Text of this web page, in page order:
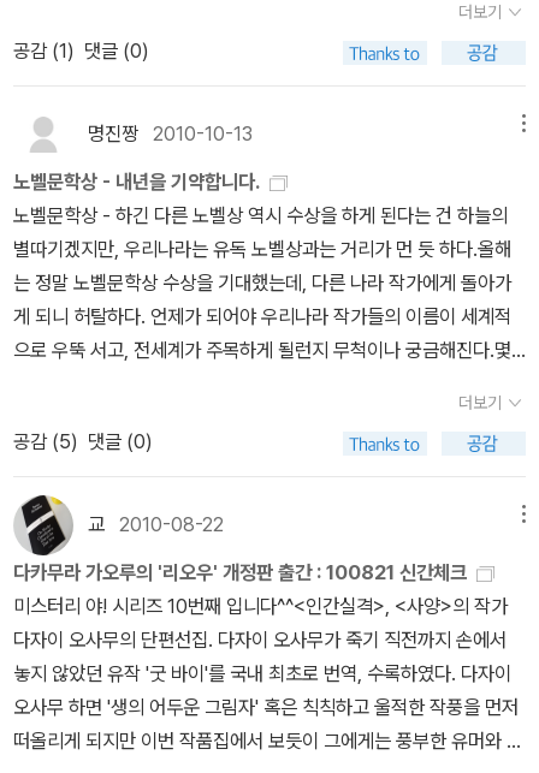
호홀츠 그림 《책그림책》이브 본푸아 《움직이는 말, 머무르는 몸》이
장욱 《내 잠 속의 모래산》보르헤스 전집 2 《픽션들》장정일 《햄버거
에 대한 명상》가와바타 야스나리 《산소리》 프로이트 전집
《농담과 무의식의 관계》, 《일상생활과 정신병리학》, 《성욕에 관한
세 평의 에세이》아르까지 스뜨루가츠끼, 보리스 스뜨루가츠끼 《세상
이 끝날 때까지 아직 10억 년》로베르토 볼라뇨 《칠레의 밤》단테 알
리기에리 《신곡(연옥)》 조르주 페렉 《인생사용법》보후밀 브
라발 《너무 시끄러운 고독》정영문 《목신의 오후》크리스토프 바타이
유 《다다를 수 없는 나라》김상혁 《다만 이야기가 남았네》에밀 시오
랑 《독설의 팡세》리처드 브라우티건 《워터 멜론 슈가에서》백석 《정
마리 르도네 《장엄호텔》어니스트 헤밍웨이 《노인과 바다》애거서 크
리스티 《봄에 나는 없었다》에밀 시오랑 《해뜨기 전이 가장 어둡다》
다카하시 겐이치로 《우아하고 감상적인 일본야구》모모쿠리 미캉
《空의 성분》(알라딘엔 없다) 옥타비오 빠스 《태양의 돌》
어슐러 K 르귄 《바람의 열두 방향》H.M. 엔첸스베르거 《늑대들의 변
명》에드거 앨런 포우 《꿈속의 꿈》김언 《거인》한인준 《아름다운 그런
데》안미옥 《온》 루이스 자네티 《영화의 이해》스티븐 디 캐
츠 《영화연출론》 돈 데이비 《미술해부학》《Axt》(데이비드 밴) 볼프
강 카이저 《미술과 문학에 나타난 그로테스크》파스칼 키냐르 《음악
엇을 이야기하는지 논리적인 기억은 나지 않지만 느낌이나 이미지는
전달되며 공감된다.표현들이 낯선데 공감이 된다. 대화스킬에 화자가
나-너로 구분되는데 여기에서는 나멧세지와 너멧세지가 결합되어 전
달되는 느낌이다. 나중심이 아니라 너중심이 곳곳에 있는 것 같다. 11
0쪽 어머니와 사다리;“어머니는 여전히 긴 사다리 위에 서 있다. 사다
리의 디딤판이 어머니의 발바닥을 넓적하게 누른다. 어머니는 그 발
바닥으로 내 위에 서 있다.“거리미화원 “내 옆에서 공원이 짖는다. 올
빼미들이 벤치에 남아 있는 입맞춤을 먹어치운다. 올빼미들은 나를
보지 못한다. 피곤에 지친 꿈들이 덤불 속에 웅크리고 있다. 내가 너무
오래 밤에 기대고 있자, 빗자루들이 내 등을 쓴다. 거리미화원들이 별
들을 수북이 쓸어모아서 삽에 담아 운하에 쏟아붓는다. 한 거리미화
원이 다른 거리미화원에게 뭐라고 소리친다.(중략)..나는 성큼성큼 걸
음을 뗀다. 걸어가면서 내 다리를 떼어논다. 길이 어디론가 쓸려나갔
질러 방황한다. 어딘가를 향해”어둠의 묘사-존재의 세가지 거짓말은
극한으로 밀어부쳤지만 유년을 그로테스크하게 그린듯./허수경-시같
은 소설/책그림책이 겹친다.사람들은 통제력을 발휘할 수 없는 상태
를 가장 불안해한다. 어린시절로 돌아가 그 좋지 않은 기억의 상황을
해결해보려는 욕구가 존재하지만 그 고리를 끊지 못하게 된다. 알콜
중독, 치매, 심리적 치유는 상처를 끄집어내고 핥는 과정이다. 어린시
절의 암울함이 현실과 환상을 넘나들고 싶어하는 욕망이 읽힌다. 저
자의 심연. 역사-루마니아의 소수민족(독일인)-유년기에 여러 가지
더보기
공감 (1) 댓글 (0)
명진짱 2010-10-13
노벨문학상 - 내년을 기약합니다.
노벨문학상 - 하긴 다른 노벨상 역시 수상을 하게 된다는 건 하늘의
별따기겠지만, 우리나라는 유독 노벨상과는 거리가 먼 듯 하다.올해
는 정말 노벨문학상 수상을 기대했는데, 다른 나라 작가에게 돌아가
게 되니 허탈하다. 언제가 되어야 우리나라 작가들의 이름이 세계적
으로 우뚝 서고, 전세계가 주목하게 될런지 무척이나 궁금해진다.몇
노벨문학상 수상자가 되었다. 이번엔 정말 정말 고은 선생님께서 수
상하시길 바라고 있었는데 말이다.하지만 이 기회를 빌어서 그동안
노벨문학상 수상자들을 알아보고, 또 올해 수상자가 쓴 작품과 후보
들의 책들을 열심히 읽어보련다. 천국은 다른 곳에 마리오 바르가스
요사 지음, 김현철 옮김 / 새물결 / 2010년 10월책을 살펴보고 있으
니, 최근 번역작들은 출판사가 거의 대부분 문학동네이다. 역시 문학
동네는 다양하고 수준높은 문학작품을 잘 컨택하는 것 같다.'밀란 쿤
데라'와 '얀 마텔'은 처음 들어보는 듯 하다. 역시 난 문학작품을 그리
읽지 못했다는 티를 팍팍 내는 듯 ㅠㅠ참을 수 없는 존재의 가벼움 밀
란 쿤데라 지음, 이재룡 옮김 / 민음사 / 2009년 12월하지만, 이렇게
책을 검색하다보니 이 책은 알 것 같다. ㅎㅎ 아직 읽어보지는 못했지
더보기
공감 (5) 댓글 (0)
교 2010-08-22
다카무라 가오루의 '리오우' 개정판 출간 : 100821 신간체크
미스터리 야! 시리즈 10번째 입니다^^<인간실격>, <사양>의 작가
다자이 오사무의 단편선집. 다자이 오사무가 죽기 직전까지 손에서
놓지 않았던 유작 '굿 바이'를 국내 최초로 번역, 수록하였다. 다자이
오사무 하면 '생의 어두운 그림자' 혹은 칙칙하고 울적한 작풍을 먼저
떠올리게 되지만 이번 작품집에서 보듯이 그에게는 풍부한 유머와 풍